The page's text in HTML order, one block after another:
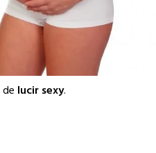
lucir sexy.